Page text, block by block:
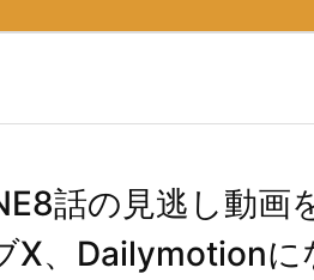
話の見逃し動画
X、Dailymotionに